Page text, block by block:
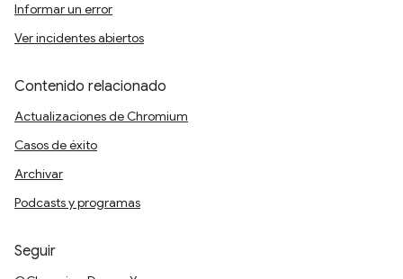
Informar un error
Ver incidentes abiertos
Contenido relacionado
Actualizaciones de Chromium
Casos de éxito
Archivar
Podcasts y programas
Seguir